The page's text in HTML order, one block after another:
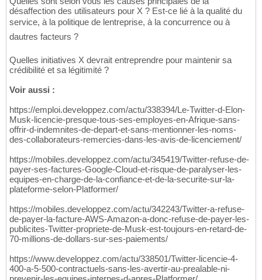
désaffection des utilisateurs pour X ? Est-ce lié à la qualité du
service, à la politique de lentreprise, à la concurrence ou à
dautres facteurs ?
Quelles initiatives X devrait entreprendre pour maintenir sa
crédibilité et sa légitimité ?
Voir aussi :
https://emploi.developpez.com/actu/338394/Le-Twitter-d-Elon-
Musk-licencie-presque-tous-ses-employes-en-Afrique-sans-
offrir-d-indemnites-de-depart-et-sans-mentionner-les-noms-
des-collaborateurs-remercies-dans-les-avis-de-licenciement/
https://mobiles.developpez.com/actu/345419/Twitter-refuse-de-
payer-ses-factures-Google-Cloud-et-risque-de-paralyser-les-
equipes-en-charge-de-la-confiance-et-de-la-securite-sur-la-
plateforme-selon-Platformer/
https://mobiles.developpez.com/actu/342243/Twitter-a-refuse-
de-payer-la-facture-AWS-Amazon-a-donc-refuse-de-payer-les-
publicites-Twitter-propriete-de-Musk-est-toujours-en-retard-de-
70-millions-de-dollars-sur-ses-paiements/
https://www.developpez.com/actu/338501/Twitter-licencie-4-
400-a-5-500-contractuels-sans-les-avertir-au-prealable-ni-